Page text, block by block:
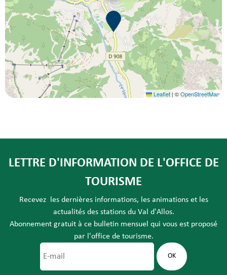
Leaflet |©OpenStreetMap
LETTRE D'INFORMATION DE L'OFFICE DE
TOURISME
Recevez les dernières informations, les animations et les
actualités des stations du Val d'Allos.
Abonnement gratuit à ce bulletin mensuel qui vous est proposé
par l'office de tourisme.